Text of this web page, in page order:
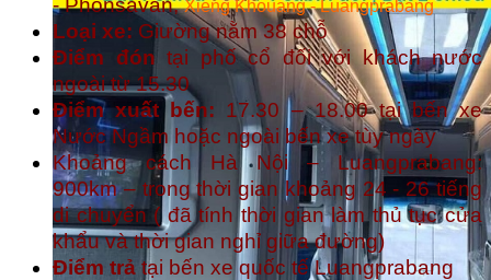
-Phonsavan,Xieng Khouang - Luangprabang
Loại xe: Giường nằm 38 chỗ
Điểm đón tại phố cổ đối với khách nước
ngoài từ 15.30
Điểm xuất bến: 17.30 – 18.00 tại bến xe
Nước Ngầm hoặc ngoài bến xe tùy ngày
Khoảng cách Hà Nội – Luangprabang:
900km – trong thời gian khoảng 24 - 26 tiếng
di chuyển ( đã tính thời gian làm thủ tục cửa
khẩu và thời gian nghỉ giữa đường)
Điểm trả tại bến xe quốc tế Luangprabang